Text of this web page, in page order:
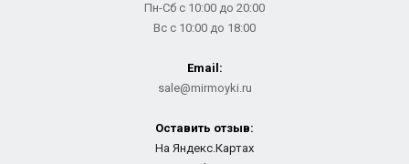
Пн-Сб с 10:00 до 20:00
Вс с 10:00 до 18:00
Email:
sale@mirmoyki.ru
Оставить отзыв:
На Яндекс.Картах